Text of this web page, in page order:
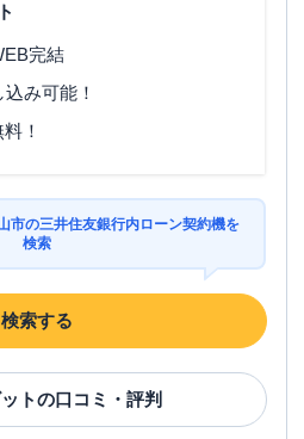
完結
み可能！
！
市の三井住友銀行内ローン契約機を
検索
検索する
トの口コミ・評判